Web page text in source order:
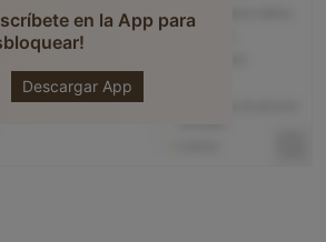
en la App para
Descargar App